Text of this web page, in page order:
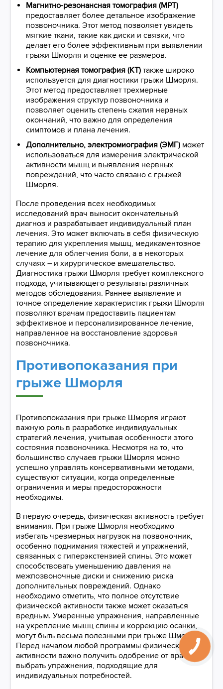
Магнитно-резонансная томография (МРТ)
предоставляет более детальное изображение
позвоночника. Этот метод позволяет увидеть
мягкие ткани, такие как диски и связки, что
делает его более эффективным при выявлении
грыжи Шморля и оценке ее размеров.
Компьютерная томография (КТ)также широко
используется для диагностики грыжи Шморля.
Этот метод предоставляет трехмерные
изображения структур позвоночника и
позволяет оценить степень сжатия нервных
окончаний, что важно для определения
симптомов и плана лечения.
Дополнительно, электромиография (ЭМГ) может
использоваться для измерения электрической
активности мышц и выявления нервных
повреждений, что часто связано с грыжей
Шморля.
После проведения всех необходимых
исследований врач выносит окончательный
диагноз и разрабатывает индивидуальный план
лечения. Это может включать в себя физическую
терапию для укрепления мышц, медикаментозное
лечение для облегчения боли, а в некоторых
случаях – и хирургическое вмешательство.
Диагностика грыжи Шморля требует комплексного
подхода, учитывающего результаты различных
методов обследования. Раннее выявление и
точное определение характеристик грыжи Шморля
позволяют врачам предоставить пациентам
эффективное и персонализированное лечение,
направленное на восстановление здоровья
позвоночника.
Противопоказания при
грыже Шморля
Противопоказания при грыже Шморля играют
важную роль в разработке индивидуальных
стратегий лечения, учитывая особенности этого
состояния позвоночника. Несмотря на то, что
большинство случаев грыжи Шморля можно
успешно управлять консервативными методами,
существуют ситуации, когда определенные
ограничения и меры предосторожности
необходимы.
В первую очередь, физическая активность требует
внимания. При грыже Шморля необходимо
избегать чрезмерных нагрузок на позвоночник,
особенно поднимания тяжестей и упражнений,
связанных с гиперэкстензией спины. Это может
способствовать уменьшению давления на
межпозвоночные диски и снижению риска
дополнительных повреждений. Однако
необходимо отметить, что полное отсутствие
физической активности также может оказаться
вредным. Умеренные упражнения, направленные
на укрепление мышц спины и коррекцию осанки,
могут быть весьма полезными при грыже Шморля.
Перед началом любой программы физической
активности важно получить одобрение от врача и
выбрать упражнения, подходящие для
индивидуальных потребностей.